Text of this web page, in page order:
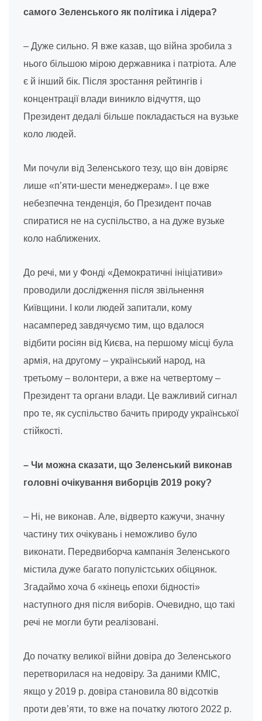
самого Зеленського як політика і лідера?
– Дуже сильно. Я вже казав, що війна зробила з
нього більшою мірою державника і патріота. Але
є й інший бік. Після зростання рейтингів і
концентрації влади виникло відчуття, що
Президент дедалі більше покладається на вузьке
коло людей.
Ми почули від Зеленського тезу, що він довіряє
лише «п’яти-шести менеджерам». І це вже
небезпечна тенденція, бо Президент почав
спиратися не на суспільство, а на дуже вузьке
коло наближених.
До речі, ми у Фонді «Демократичні ініціативи»
проводили дослідження після звільнення
Київщини. І коли людей запитали, кому
насамперед завдячуємо тим, що вдалося
відбити росіян від Києва, на першому місці була
армія, на другому – український народ, на
третьому – волонтери, а вже на четвертому –
Президент та органи влади. Це важливий сигнал
про те, як суспільство бачить природу української
стійкості.
– Чи можна сказати, що Зеленський виконав
головні очікування виборців 2019 року?
– Ні, не виконав. Але, відверто кажучи, значну
частину тих очікувань і неможливо було
виконати. Передвиборча кампанія Зеленського
містила дуже багато популістських обіцянок.
Згадаймо хоча б «кінець епохи бідності»
наступного дня після виборів. Очевидно, що такі
речі не могли бути реалізовані.
До початку великої війни довіра до Зеленського
перетворилася на недовіру. За даними КМІС,
якщо у 2019 р. довіра становила 80 відсотків
проти дев’яти, то вже на початку лютого 2022 р.